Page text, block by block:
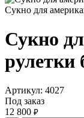
Сукно для
Сукно
рулетки
Артикул: 4027
Под заказ
12 800 ₽